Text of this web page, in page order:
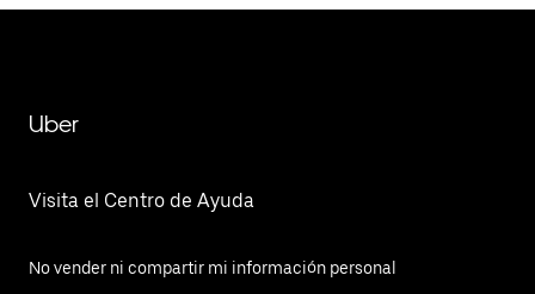
Uber
Visita el Centro de Ayuda
No vender ni compartir mi información personal